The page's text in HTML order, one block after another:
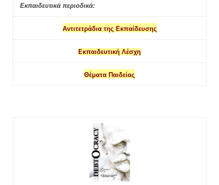
Εκπαιδευτικά περιοδικά:
Αντιτετράδια της Εκπαίδευσης
Εκπαιδευτική Λέσχη
Θέματα Παιδείας